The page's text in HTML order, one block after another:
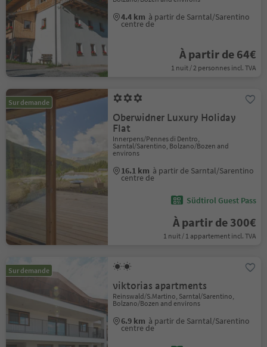
4.4 km à partir de Sarntal/Sarentino
centre de
À partir de 64€
1 nuit / 2 personnes incl. TVA
Sur demande
Oberwidner Luxury Holiday
Flat
Innerpens/Pennes di Dentro,
Sarntal/Sarentino, Bolzano/Bozen and
environs
16.1 km à partir de Sarntal/Sarentino
centre de
Südtirol Guest Pass
À partir de 300€
1 nuit / 1 appartement incl. TVA
Sur demande
viktorias apartments
Reinswald/S.Martino, Sarntal/Sarentino,
Bolzano/Bozen and environs
6.9 km à partir de Sarntal/Sarentino
centre de